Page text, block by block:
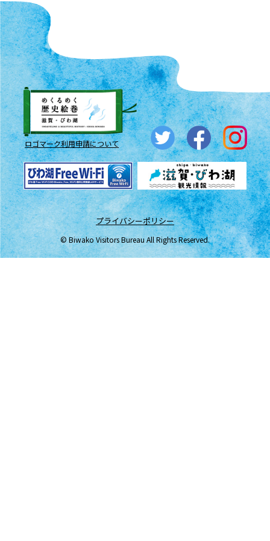
ロゴマーク利用申請について
プライバシーポリシー
© Biwako Visitors Bureau All Rights Reserved.